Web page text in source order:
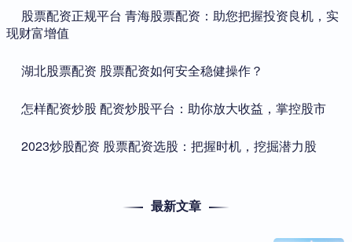
​股票配资正规平台 青海股票配资：助您把握投资良机，实
现财富增值
​湖北股票配资 股票配资如何安全稳健操作？
​怎样配资炒股 配资炒股平台：助你放大收益，掌控股市
​2023炒股配资 股票配资选股：把握时机，挖掘潜力股
最新文章